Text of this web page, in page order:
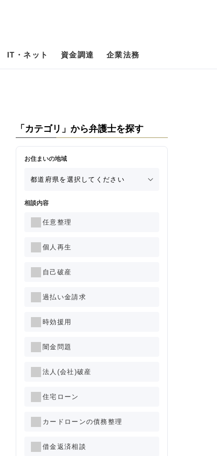
IT・ネット 資金調達 企業法務
「カテゴリ」から弁護士を探す
お住まいの地域
相談内容
任意整理
個人再生
自己破産
過払い金請求
時効援用
闇金問題
法人(会社)破産
住宅ローン
カードローンの債務整理
借金返済相談